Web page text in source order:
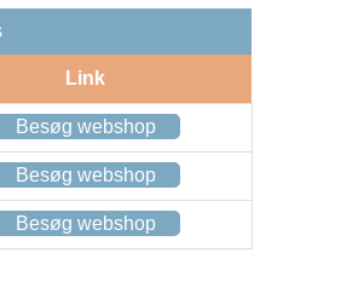
Link
Besøg webshop
Besøg webshop
Besøg webshop